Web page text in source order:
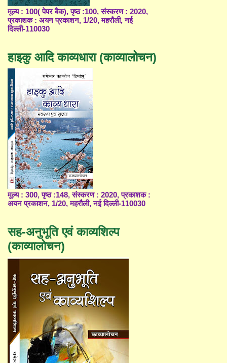
मूल्य : 100( पेपर बैक), पृष्ठ :100, संस्करण : 2020,
प्रकाशक : अयन प्रकाशन, 1/20, महरौली, नई
दिल्ली-110030
हाइकु आदि काव्यधारा (काव्यालोचन)
मूल्य : 300, पृष्ठ :148, संस्करण : 2020, प्रकाशक :
अयन प्रकाशन, 1/20, महरौली, नई दिल्ली-110030
सह-अनुभूति एवं काव्यशिल्प
(काव्यालोचन)